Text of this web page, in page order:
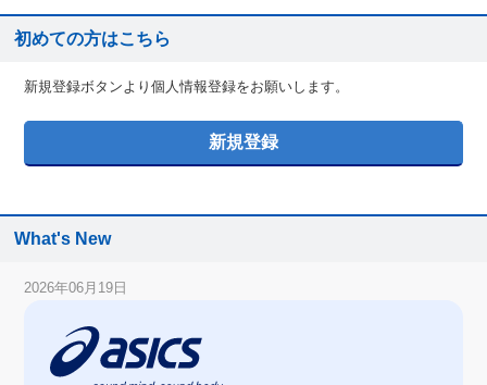
初めての方はこちら
新規登録ボタンより個人情報登録をお願いします。
What's New
2026年06月19日